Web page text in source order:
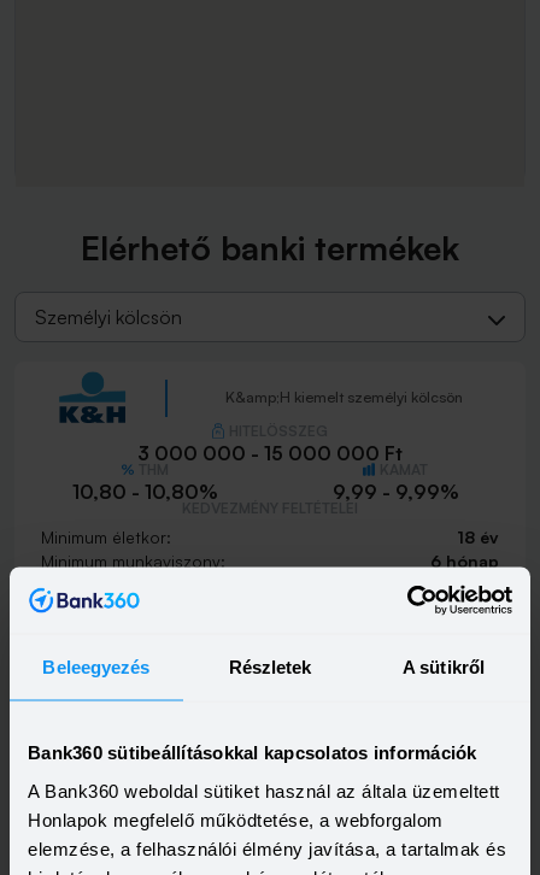
Beleegyezés Részletek A sütikről
Bank360 sütibeállításokkal kapcsolatos információk
A Bank360 weboldal sütiket használ az általa üzemeltett
Honlapok megfelelő működtetése, a webforgalom
elemzése, a felhasználói élmény javítása, a tartalmak és
Elérhető banki termékek
Személyi kölcsön
K&amp;H kiemelt személyi kölcsön
3 000 000 - 15 000 000 Ft
10,80 - 10,80% 9,99 - 9,99%
Minimum életkor:
18 év
Minimum munkaviszony:
6 hónap
Minimum jövedelem:
400 000 Ft
K&amp;H személyi kölcsön
HITELÖSSZEG
500 000 - 15 000 000 Ft
THM
21,20 - 21,20%
KAMAT
18,99 - 18,99%